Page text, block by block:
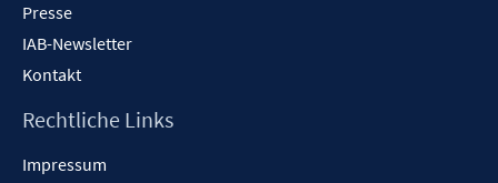
Presse
IAB-Newsletter
Kontakt
Rechtliche Links
Impressum